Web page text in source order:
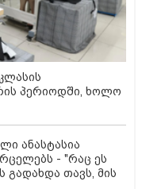
პერიოდში, ხოლო
ანასტასია
- "რაც ეს
გადახდა თავს, მის